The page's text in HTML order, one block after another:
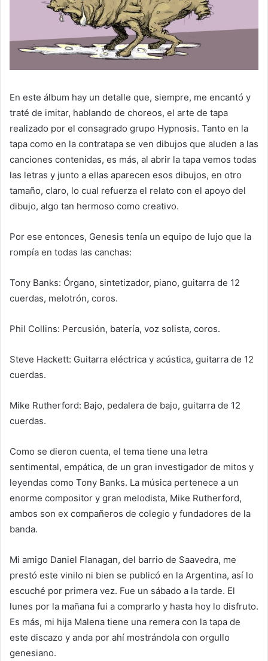
En este álbum hay un detalle que, siempre, me encantó y
traté de imitar, hablando de choreos, el arte de tapa
realizado por el consagrado grupo Hypnosis. Tanto en la
tapa como en la contratapa se ven dibujos que aluden a las
canciones contenidas, es más, al abrir la tapa vemos todas
las letras y junto a ellas aparecen esos dibujos, en otro
tamaño, claro, lo cual refuerza el relato con el apoyo del
dibujo, algo tan hermoso como creativo.
Por ese entonces, Genesis tenía un equipo de lujo que la
rompía en todas las canchas:
Tony Banks: Órgano, sintetizador, piano, guitarra de 12
cuerdas, melotrón, coros.
Phil Collins: Percusión, batería, voz solista, coros.
Steve Hackett: Guitarra eléctrica y acústica, guitarra de 12
cuerdas.
Mike Rutherford: Bajo, pedalera de bajo, guitarra de 12
cuerdas.
Como se dieron cuenta, el tema tiene una letra
sentimental, empática, de un gran investigador de mitos y
leyendas como Tony Banks. La música pertenece a un
enorme compositor y gran melodista, Mike Rutherford,
ambos son ex compañeros de colegio y fundadores de la
banda.
Mi amigo Daniel Flanagan, del barrio de Saavedra, me
prestó este vinilo ni bien se publicó en la Argentina, así lo
escuché por primera vez. Fue un sábado a la tarde. El
lunes por la mañana fui a comprarlo y hasta hoy lo disfruto.
Es más, mi hija Malena tiene una remera con la tapa de
este discazo y anda por ahí mostrándola con orgullo
genesiano.